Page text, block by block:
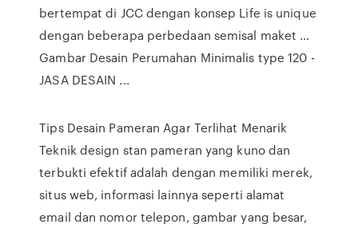
bertempat di JCC dengan konsep Life is unique
dengan beberapa perbedaan semisal maket …
Gambar Desain Perumahan Minimalis type 120 -
JASA DESAIN ...
Tips Desain Pameran Agar Terlihat Menarik
Teknik design stan pameran yang kuno dan
terbukti efektif adalah dengan memiliki merek,
situs web, informasi lainnya seperti alamat
email dan nomor telepon, gambar yang besar,